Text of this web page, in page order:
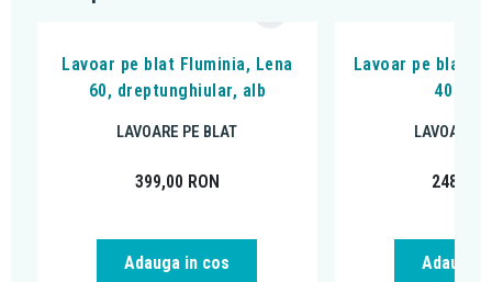
Lavoar pe blat Fluminia, Lena
60, dreptunghiular, alb
LAVOARE PE BLAT
399,00 RON
Adauga in cos
Lavoar pe blat,
40 cm,
LAVOARE
248,00
Adauga